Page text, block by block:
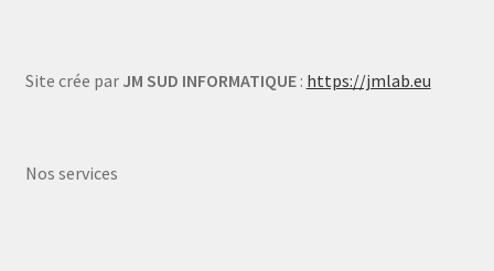
Site crée par JM SUD INFORMATIQUE: https://jmlab.eu
Nos services